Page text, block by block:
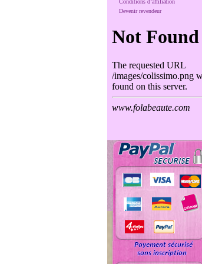
Conditions d’affiliation
Devenir revendeur